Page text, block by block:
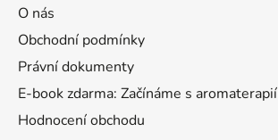
O nás
Obchodní podmínky
Právní dokumenty
E-book zdarma: Začínáme s aromaterapií
Hodnocení obchodu